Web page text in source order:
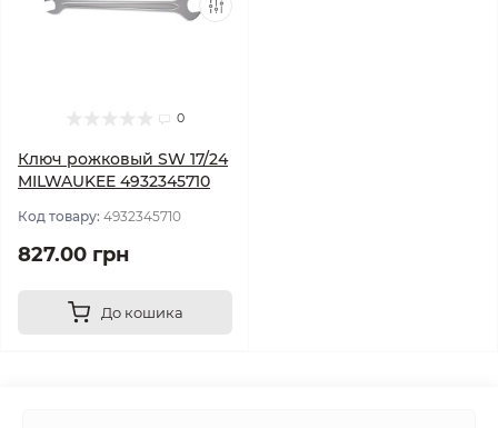
0
Ключ рожковый SW 17/24
MILWAUKEE 4932345710
Код товару: 4932345710
827.00 грн
До кошика